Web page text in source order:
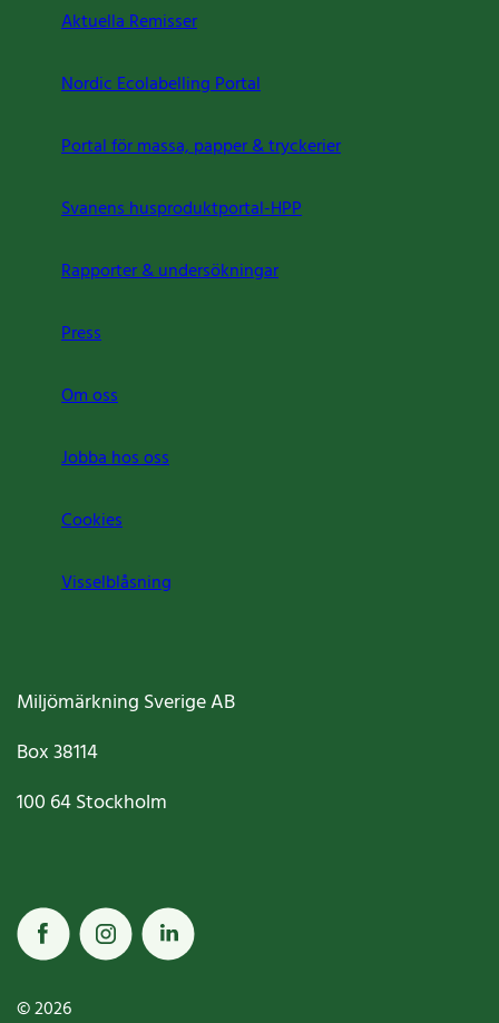
Aktuella Remisser
Nordic Ecolabelling Portal
Portal för massa, papper & tryckerier
Svanens husproduktportal-HPP
Rapporter & undersökningar
Press
Om oss
Jobba hos oss
Cookies
Visselblåsning
Miljömärkning Sverige AB
Box38114
100 64Stockholm
© 2026